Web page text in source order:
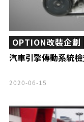
汽車引擎傳動系統
OPTION改裝企劃
2020-06-15